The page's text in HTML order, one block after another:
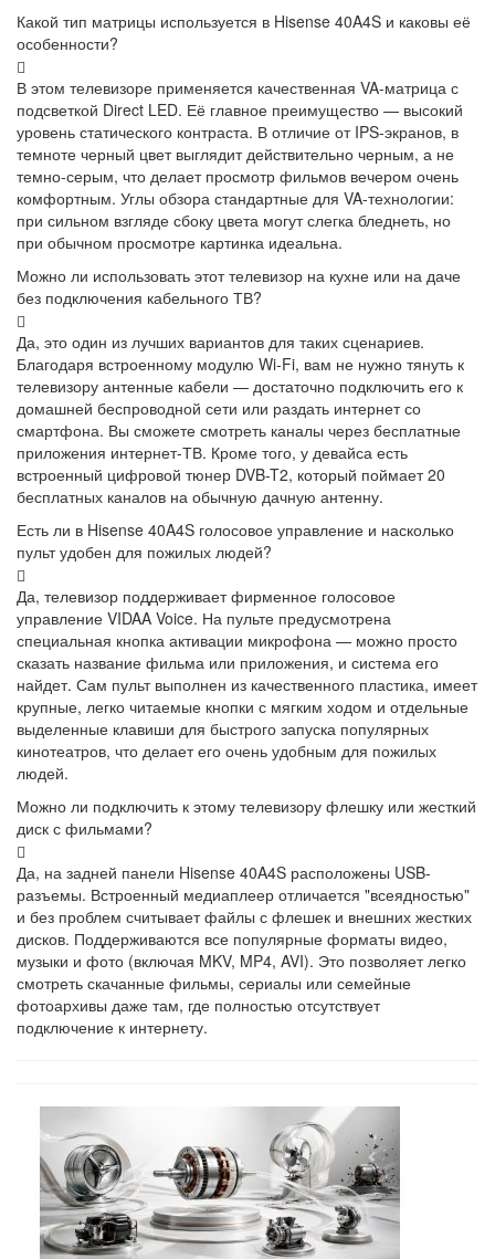
Какой тип матрицы используется в Hisense 40A4S и каковы её
особенности?
В этом телевизоре применяется качественная VA-матрица с
подсветкой Direct LED. Её главное преимущество — высокий
уровень статического контраста. В отличие от IPS-экранов, в
темноте черный цвет выглядит действительно черным, а не
темно-серым, что делает просмотр фильмов вечером очень
комфортным. Углы обзора стандартные для VA-технологии:
при сильном взгляде сбоку цвета могут слегка бледнеть, но
при обычном просмотре картинка идеальна.
Можно ли использовать этот телевизор на кухне или на даче
без подключения кабельного ТВ?
Да, это один из лучших вариантов для таких сценариев.
Благодаря встроенному модулю Wi-Fi, вам не нужно тянуть к
телевизору антенные кабели — достаточно подключить его к
домашней беспроводной сети или раздать интернет со
смартфона. Вы сможете смотреть каналы через бесплатные
приложения интернет-ТВ. Кроме того, у девайса есть
встроенный цифровой тюнер DVB-T2, который поймает 20
бесплатных каналов на обычную дачную антенну.
Есть ли в Hisense 40A4S голосовое управление и насколько
пульт удобен для пожилых людей?
Да, телевизор поддерживает фирменное голосовое
управление VIDAA Voice. На пульте предусмотрена
специальная кнопка активации микрофона — можно просто
сказать название фильма или приложения, и система его
найдет. Сам пульт выполнен из качественного пластика, имеет
крупные, легко читаемые кнопки с мягким ходом и отдельные
выделенные клавиши для быстрого запуска популярных
кинотеатров, что делает его очень удобным для пожилых
людей.
Можно ли подключить к этому телевизору флешку или жесткий
диск с фильмами?
Да, на задней панели Hisense 40A4S расположены USB-
разъемы. Встроенный медиаплеер отличается "всеядностью"
и без проблем считывает файлы с флешек и внешних жестких
дисков. Поддерживаются все популярные форматы видео,
музыки и фото (включая MKV, MP4, AVI). Это позволяет легко
смотреть скачанные фильмы, сериалы или семейные
фотоархивы даже там, где полностью отсутствует
подключение к интернету.